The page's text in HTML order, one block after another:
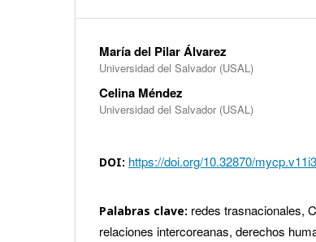
María del Pilar Álvarez
Universidad del Salvador (USAL)
Celina Méndez
Universidad del Salvador (USAL)
DOI: https://doi.org/10.32870/
Palabras clave: redes trasnacionales,
relaciones intercoreanas, derechos